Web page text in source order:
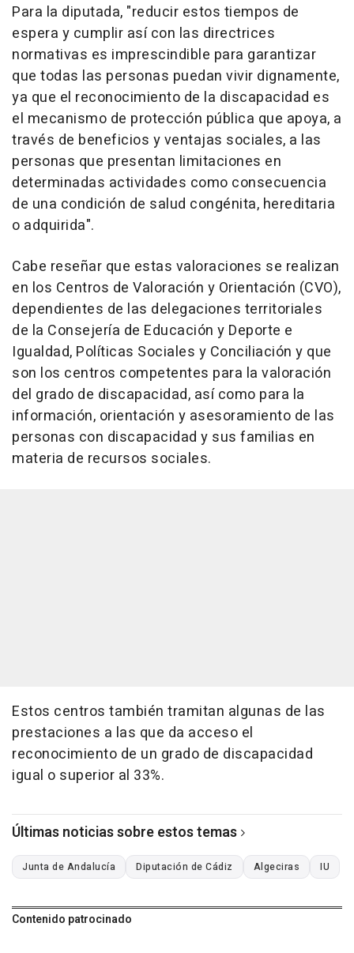
Para la diputada, "reducir estos tiempos de
espera y cumplir así con las directrices
normativas es imprescindible para garantizar
que todas las personas puedan vivir dignamente,
ya que el reconocimiento de la discapacidad es
el mecanismo de protección pública que apoya, a
través de beneficios y ventajas sociales, a las
personas que presentan limitaciones en
determinadas actividades como consecuencia
de una condición de salud congénita, hereditaria
o adquirida".
Cabe reseñar que estas valoraciones se realizan
en los Centros de Valoración y Orientación (CVO),
dependientes de las delegaciones territoriales
de la Consejería de Educación y Deporte e
Igualdad, Políticas Sociales y Conciliación y que
son los centros competentes para la valoración
del grado de discapacidad, así como para la
información, orientación y asesoramiento de las
personas con discapacidad y sus familias en
materia de recursos sociales.
Estos centros también tramitan algunas de las
prestaciones a las que da acceso el
reconocimiento de un grado de discapacidad
igual o superior al 33%.
Últimas noticias sobre estos temas
Junta de Andalucía Diputación de Cádiz Algeciras IU
Contenido patrocinado